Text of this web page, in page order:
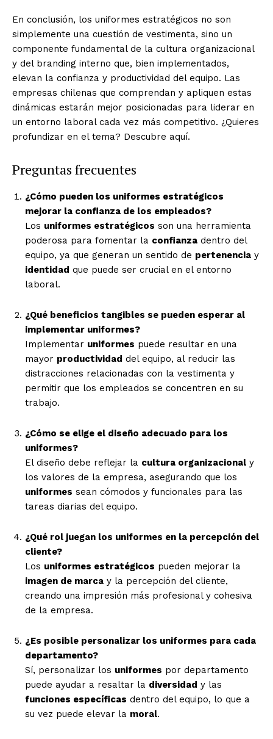
En conclusión, los uniformes estratégicos no son
simplemente una cuestión de vestimenta, sino un
componente fundamental de la cultura organizacional
y del branding interno que, bien implementados,
elevan la confianza y productividad del equipo. Las
empresas chilenas que comprendan y apliquen estas
dinámicas estarán mejor posicionadas para liderar en
un entorno laboral cada vez más competitivo. ¿Quieres
profundizar en el tema? Descubre aquí.
Preguntas frecuentes
¿Cómo pueden los uniformes estratégicos
mejorar la confianza de los empleados?
Los uniformes estratégicos son una herramienta
poderosa para fomentar la confianza dentro del
equipo, ya que generan un sentido de pertenencia y
identidad que puede ser crucial en el entorno
laboral.
¿Qué beneficios tangibles se pueden esperar al
implementar uniformes?
Implementar uniformes puede resultar en una
mayor productividad del equipo, al reducir las
distracciones relacionadas con la vestimenta y
permitir que los empleados se concentren en su
trabajo.
¿Cómo se elige el diseño adecuado para los
uniformes?
El diseño debe reflejar la cultura organizacional y
los valores de la empresa, asegurando que los
uniformes sean cómodos y funcionales para las
tareas diarias del equipo.
¿Qué rol juegan los uniformes en la percepción del
cliente?
Los uniformes estratégicos pueden mejorar la
imagen de marca y la percepción del cliente,
creando una impresión más profesional y cohesiva
de la empresa.
¿Es posible personalizar los uniformes para cada
departamento?
Sí, personalizar los uniformes por departamento
puede ayudar a resaltar la diversidad y las
funciones específicas dentro del equipo, lo que a
su vez puede elevar la moral.